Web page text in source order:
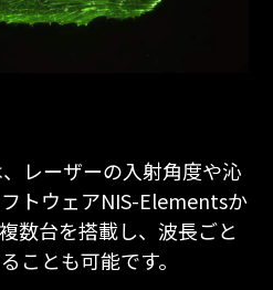
レーザーの入射角度や沁
トウェアNIS-Elementsか
数台を搭載し、波長ごと
ことも可能です。